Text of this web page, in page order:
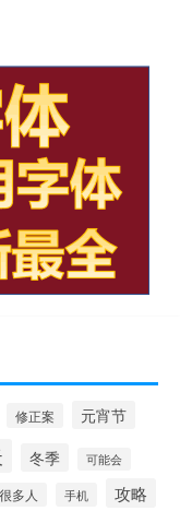
修正案 元宵节
冬季 可能会
很多人 手机 攻略